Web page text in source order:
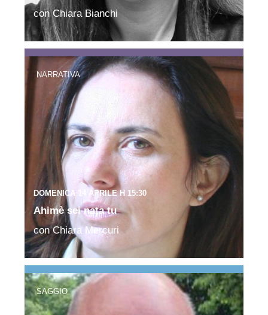
con Chiara Bianchi
NARRATIVA
DOMENICA 14 APRILE H 15:30
Ahimè sei nata tu
con Chiara Mercuri
SAGGIO